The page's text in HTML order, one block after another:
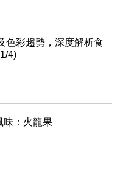
色彩趨勢，深度解析食
4)
味：火龍果